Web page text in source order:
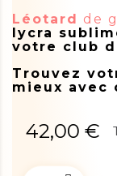
Léotard de
lycra
votre club
Trouvez
mieux avec
42,00 €